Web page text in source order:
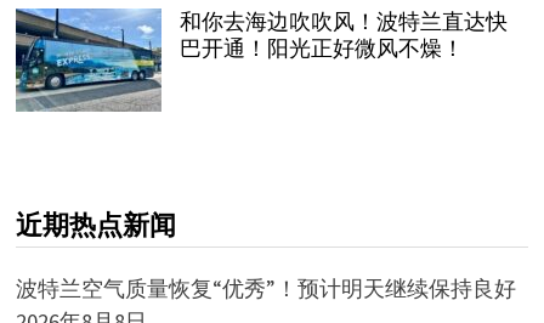
和你去海边吹吹风！波特兰直达快
巴开通！阳光正好微风不燥！
近期热点新闻
波特兰空气质量恢复“优秀”！预计明天继续保持良好